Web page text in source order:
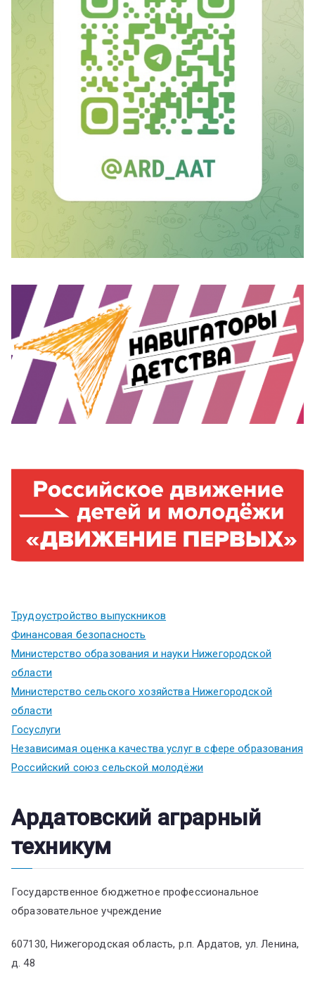
Трудоустройство выпускников
Финансовая безопасность
Министерство образования и науки Нижегородской
области
Министерство сельского хозяйства Нижегородской
области
Госуслуги
Независимая оценка качества услуг в сфере образования
Российский союз сельской молодёжи
Ардатовский аграрный
техникум
Государственное бюджетное профессиональное
образовательное учреждение
607130, Нижегородская область, р.п. Ардатов, ул. Ленина,
д. 48